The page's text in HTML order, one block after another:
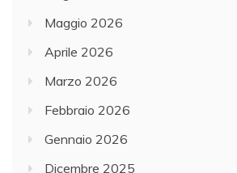
Maggio 2026
Aprile 2026
Marzo 2026
Febbraio 2026
Gennaio 2026
Dicembre 2025